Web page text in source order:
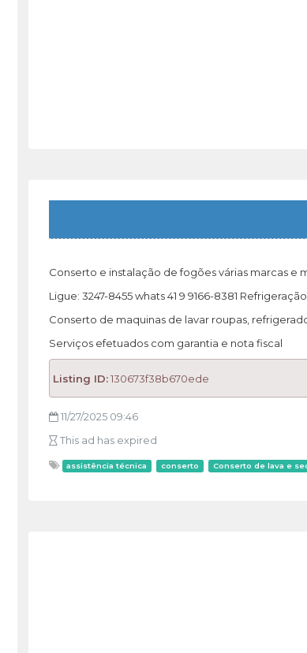
Conserto e instalação de fogões várias marcas e
Ligue: 3247-8455 whats 41 9 9166-8381
Conserto de maquinas de lavar roupas,
Serviços efetuados com garantia e nota fiscal
Listing ID:130673f38b670ede
11/27/2025 09:46
This ad has expired
assistência técnica conserto Conserto de lava e